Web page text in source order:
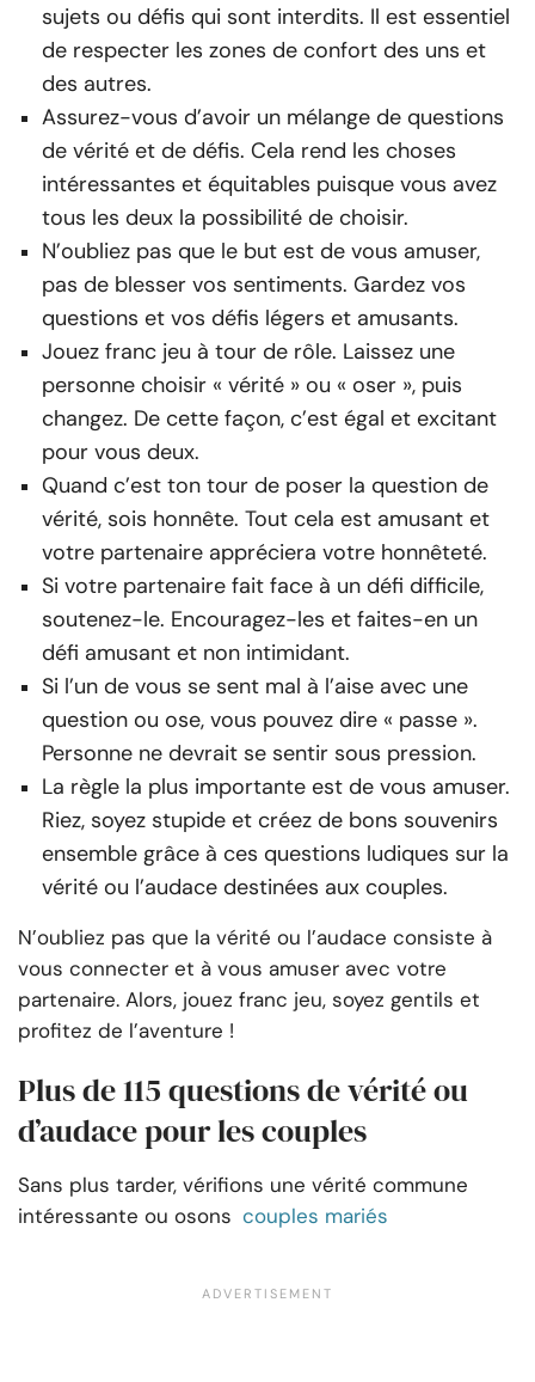
sujets ou défis qui sont interdits. Il est essentiel
de respecter les zones de confort des uns et
des autres.
Assurez-vous d’avoir un mélange de questions
de vérité et de défis. Cela rend les choses
intéressantes et équitables puisque vous avez
tous les deux la possibilité de choisir.
N’oubliez pas que le but est de vous amuser,
pas de blesser vos sentiments. Gardez vos
questions et vos défis légers et amusants.
Jouez franc jeu à tour de rôle. Laissez une
personne choisir « vérité » ou « oser », puis
changez. De cette façon, c’est égal et excitant
pour vous deux.
Quand c’est ton tour de poser la question de
vérité, sois honnête. Tout cela est amusant et
votre partenaire appréciera votre honnêteté.
Si votre partenaire fait face à un défi difficile,
soutenez-le. Encouragez-les et faites-en un
défi amusant et non intimidant.
Si l’un de vous se sent mal à l’aise avec une
question ou ose, vous pouvez dire « passe ».
Personne ne devrait se sentir sous pression.
La règle la plus importante est de vous amuser.
Riez, soyez stupide et créez de bons souvenirs
ensemble grâce à ces questions ludiques sur la
vérité ou l’audace destinées aux couples.
N’oubliez pas que la vérité ou l’audace consiste à
vous connecter et à vous amuser avec votre
partenaire. Alors, jouez franc jeu, soyez gentils et
profitez de l’aventure !
Plus de 115 questions de vérité ou
d’audace pour les couples
Sans plus tarder, vérifions une vérité commune
intéressante ou osons couples mariés